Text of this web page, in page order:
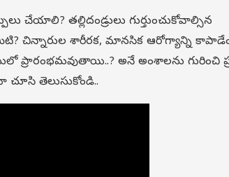
తల్లిదండ్రులు గుర్తుంచుకోవాల్సిన
చిన్నారుల శారీరక, మానసిక ఆరోగ్యాన్ని
అనే అంశాలను గురించి
తెలుసుకోండి..